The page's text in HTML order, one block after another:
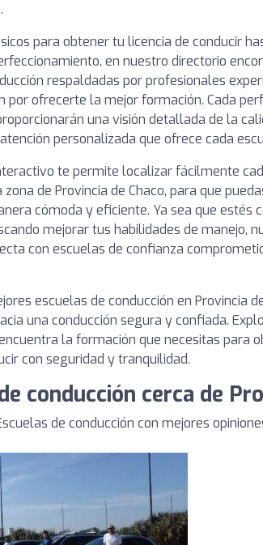
para obtener tu licencia de conducir
en nuestro directorio
respaldadas por profesionales
por ofrecerte la mejor formación. Cada
una visión detallada de la
personalizada que ofrece cada
te permite localizar fácilmente
de Provincia de Chaco, para que
cómoda y eficiente. Ya sea que estés
mejorar tus habilidades de manejo,
con escuelas de confianza
escuelas de conducción en Provincia
una conducción segura y confiada.
la formación que necesitas para
con seguridad y tranquilidad.
conducción cerca de
de conducción con mejores